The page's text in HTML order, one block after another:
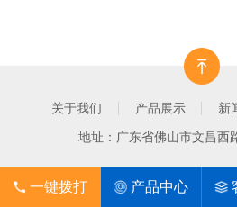
关于我们 产品展示 新
地址：广东省佛山市文昌西
一键拨打 产品中心